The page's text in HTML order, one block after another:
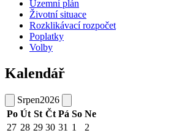
Územní plán
Životní situace
Rozklikávací rozpočet
Poplatky
Volby
Kalendář
Srpen2026
Po Út St Čt Pá So Ne
27 28 29 30 31 1
2